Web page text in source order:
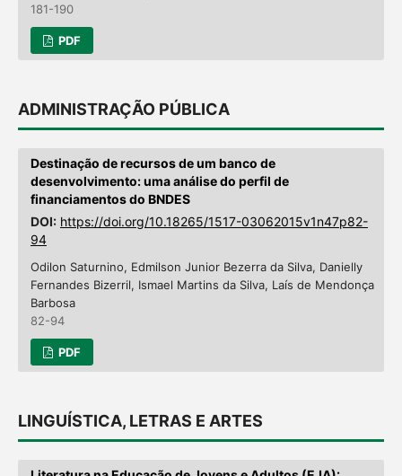
181-190
PDF
ADMINISTRAÇÃO PÚBLICA
Destinação de recursos de um banco de
desenvolvimento: uma análise do perfil de
financiamentos do BNDES
DOI: https://doi.org/10.18265/1517-03062015v1n47p82-
94
Odilon Saturnino, Edmilson Junior Bezerra da Silva, Danielly
Fernandes Bizerril, Ismael Martins da Silva, Laís de Mendonça
Barbosa
82-94
PDF
LINGUÍSTICA, LETRAS E ARTES